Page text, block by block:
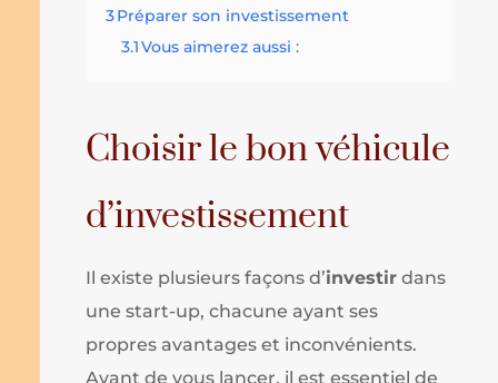
3Préparer son investissement
3.1Vous aimerez aussi :
Choisir le bon véhicule
d’investissement
Il existe plusieurs façons d’investir dans
une start-up, chacune ayant ses
propres avantages et inconvénients.
Avant de vous lancer, il est essentiel de